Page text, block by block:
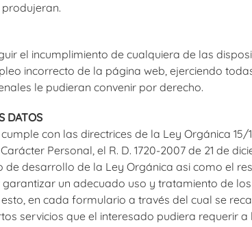
el incumplimiento de cualquiera de las
incorrecto de la página web, ejerciendo
le pudieran convenir por derecho.
DATOS
con las directrices de la Ley Orgánica 15/
Personal, el R. D. 1720-2007 de 21 de
desarrollo de la Ley Orgánica asi como el
un adecuado uso y tratamiento de
en cada formulario a través del cual se
servicios que el interesado pudiera requerir a